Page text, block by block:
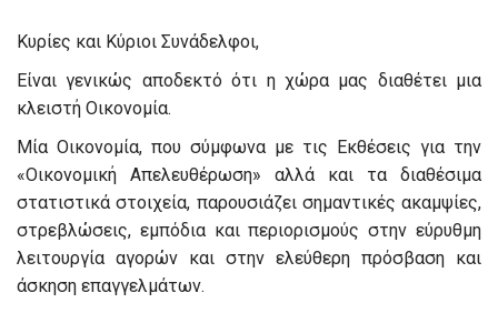
Κυρίες και Κύριοι Συνάδελφοι,
Είναι γενικώς αποδεκτό ότι η χώρα μας διαθέτει μια
κλειστή Οικονομία.
Μία Οικονομία, που σύμφωνα με τις Εκθέσεις για την
«Οικονομική Απελευθέρωση» αλλά και τα διαθέσιμα
στατιστικά στοιχεία, παρουσιάζει σημαντικές ακαμψίες,
στρεβλώσεις, εμπόδια και περιορισμούς στην εύρυθμη
λειτουργία αγορών και στην ελεύθερη πρόσβαση και
άσκηση επαγγελμάτων.